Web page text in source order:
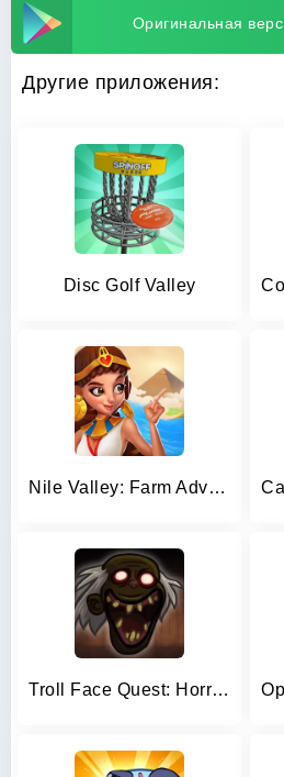
Оригинальная
Другие приложения:
Disc Golf Valley
Nile Valley: Farm Adventure
Troll Face Quest: Horror 3